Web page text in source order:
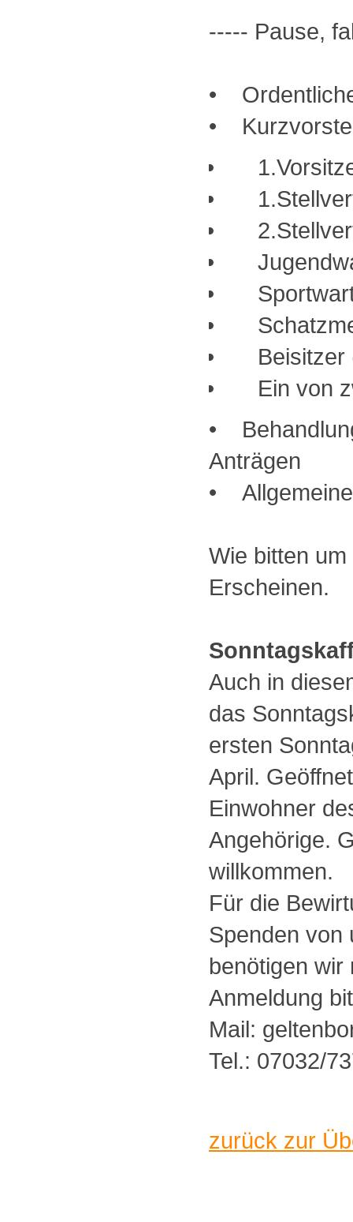
----- Pause,
•
•
Sportwart
Beisitzer
Ein von
•
Anträgen
•
Wie bitten
Erscheinen.
Auch in
das
ersten
April.
Einwohner
Angehörige.
willkommen.
Für die
Spenden von
benötigen wir
Anmeldung
Mail:
Tel.: 07032/
zurück zur